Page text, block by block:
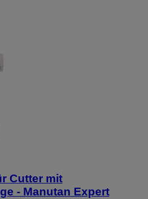
Cutter mit
- Manutan Expert